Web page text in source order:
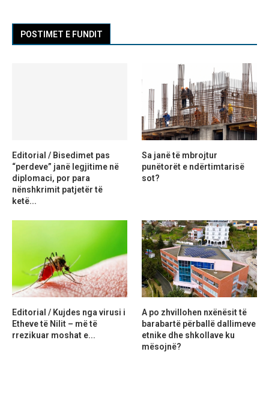
POSTIMET E FUNDIT
Editorial / Bisedimet pas
“perdeve” janë legjitime në
diplomaci, por para
nënshkrimit patjetër të
ketë...
Sa janë të mbrojtur
punëtorët e ndërtimtarisë
sot?
Editorial / Kujdes nga virusi i
Etheve të Nilit – më të
rrezikuar moshat e...
A po zhvillohen nxënësit të
barabartë përballë dallimeve
etnike dhe shkollave ku
mësojnë?